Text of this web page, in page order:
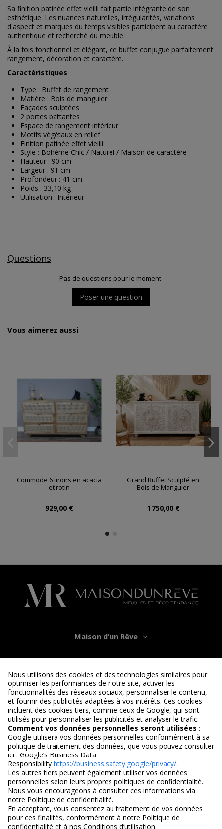
Sa finition patinée effet vieilli fait partie intégrante de son
esthétique. Les nuances naturelles, irrégularités, variations
d'aspect et marques du temps visibles participent au caractère
authentique et recherché du meuble.
À la fois fonctionnel et élégant, ce buffet conjugue parfaitement
rangement, décoration et caractère.
Caractéristiques
Type : Buffet de rangement
Matière : Bois de manguier
Façades sculptées
2 portes battantes
Espace de rangement intérieur
Motifs végétaux en relief
Finition patinée effet vieilli
Style : Bohème Chic / Naturel / Maison de caractère
Hauteur : 90 cm
Largeur : 91 cm
Profondeur : 41 cm
Poids : 33,10 kg
Utilisation : Intérieur
Questions
Pas de questions pour le moment.
Poser une question
Vous aimerez aussi
Commode 6 tiroirs en acacia
et rotin
929,00 €
Grand Buffet Sculpté en
Bois de Manguier
1 750,00 €
Maison d'un Rêve
Informations
Services
Nous suivre
4,7/5
3X SANS FRAIS PAIEMENT 100% SÉCURISÉ
Nous utilisons des cookies et des technologies similaires pour
optimiser les performances de notre site, activer les
fonctionnalités des réseaux sociaux, personnaliser le contenu,
et fournir des publicités adaptées à vos intérêts. Ces cookies
incluent des cookies tiers, comme ceux de Google, qui sont
utilisés pour personnaliser les publicités et analyser le trafic.
Comment vos données personnelles seront utilisées :
Google utilisera vos données personnelles conformément à sa
politique de traitement des données, que vous pouvez consulter
ici : Google’s Business Data
Responsibility https://business.safety.google/privacy/.
Les autres tiers peuvent également utiliser vos données
personnelles selon leurs propres politiques de confidentialité.
Nous vous encourageons à consulter ces informations via
notre Politique de confidentialité.
En acceptant, vous consentez au traitement de vos données
pour ces finalités, conformément à notre Politique de
confidentialité et à nos Conditions d’utilisation.